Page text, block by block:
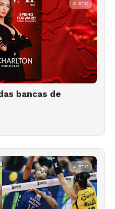
ETC
bancas de
ETC